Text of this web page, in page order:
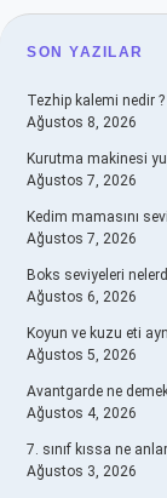
SON YAZILAR
Tezhip kalemi nedir ?
Ağustos 8, 2026
Kurutma makinesi
Ağustos 7, 2026
Kedim mamasını
Ağustos 7, 2026
Boks seviyeleri
Ağustos 6, 2026
Koyun ve kuzu eti
Ağustos 5, 2026
Avantgarde ne
Ağustos 4, 2026
7. sınıf kıssa ne
Ağustos 3, 2026